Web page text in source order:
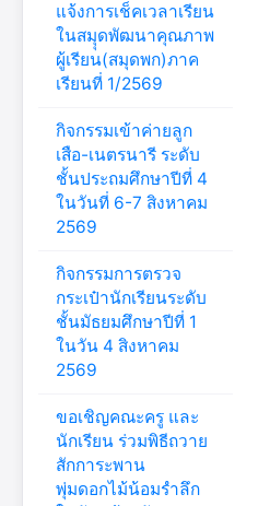
แจ้งการเช็คเวลาเรียน
ในสมุุดพัฒนาคุณภาพ
ผู้เรียน(สมุดพก)ภาค
เรียนที่ 1/2569
กิจกรรมเข้าค่ายลูก
เสือ-เนตรนารี ระดับ
ชั้นประถมศึกษาปีที่ 4
ในวันที่ 6-7 สิงหาคม
2569
กิจกรรมการตรวจ
กระเป๋านักเรียนระดับ
ชั้นมัธยมศึกษาปีที่ 1
ในวัน 4 สิงหาคม
2569
ขอเชิญคณะครู และ
นักเรียน ร่วมพิธีถวาย
สักการะพาน
พุ่มดอกไม้น้อมรำลึก